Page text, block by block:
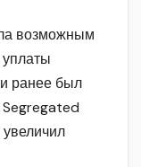
возможным
уплаты
ранее был